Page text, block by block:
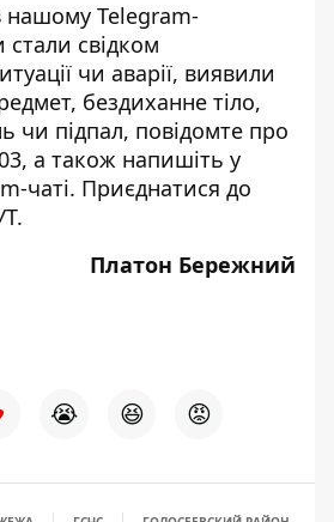
нашому Telegram-
свідком
чи аварії, виявили
бездиханне тіло,
чи підпал, повідомте про
а також напишіть у
чаті. Приєднатися до
.
Платон Бережний
😭 😆 😡